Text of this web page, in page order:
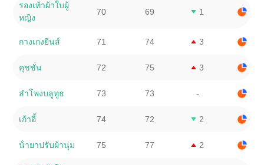
รองเท้าผ้าใบผู้
หญิง
70 69 1
กางเกงยีนส์ 71 74 3
คุชชั่น 72 75 3
ลําโพงบลูทูธ 73 73 -
เก้าอี้ 74 72 2
น้ํายาปรับผ้านุ่ม 75 77 2